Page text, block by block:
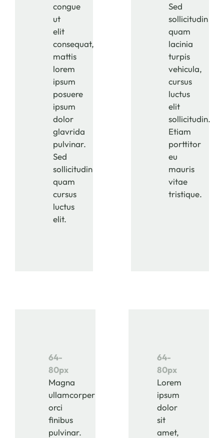
congue
ut
elit
consequat,
mattis
lorem
ipsum
posuere
ipsum
dolor
glavrida
pulvinar.
Sed
sollicitudin
quam
cursus
luctus
elit.
Sed
sollicitudin
quam
lacinia
turpis
vehicula,
cursus
luctus
elit
sollicitudin.
Etiam
porttitor
eu
mauris
vitae
tristique.
64-
80px
Magna
ullamcorper
orci
finibus
pulvinar.
64-
80px
Lorem
ipsum
dolor
sit
amet,